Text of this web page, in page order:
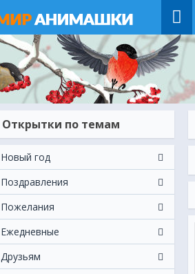
Открытки по темам
Новый год
Поздравления
Пожелания
Ежeдневные
Друзьям